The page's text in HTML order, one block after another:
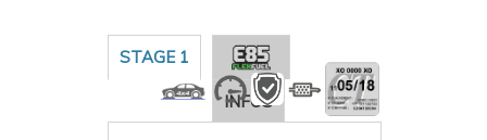
STAGE 1
INFOS